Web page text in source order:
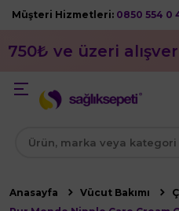
Müşteri Hizmetleri: 0850 554 0
750₺ ve üzeri
Anasayfa Vücut Bakımı